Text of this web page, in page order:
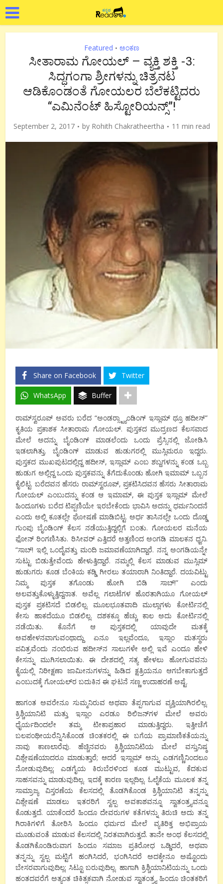
Featured • ಅಂಕಣ
ಸೀತಾರಾಮ ಗೋಯಲ್ – ವ್ಯಕ್ತಿ ಶಕ್ತಿ -3:
ಸಿದ್ಧಗಂಗಾ ಶ್ರೀಗಳನ್ನು ಚಿತ್ರನಟ
ಆಡಿಕೊಂಡಂತೆ ಗೋಯಲರ ಬೆಲೆಕಟ್ಟಿದರು
“ಎಮಿನೆಂಟ್ ಹಿಸ್ಟೋರಿಯನ್ಸ್”!
September 2, 2017 by Rohith Chakratheertha 11 min read
Share on Facebook Twitter
WhatsApp Buffer
ರಾಮ್‍ಸ್ವರೂಪ್ ಅವರು ಬರೆದ “ಅಂಡರ್‍ಸ್ಟ್ಯಾಂಡಿಂಗ್ ಇಸ್ಲಾಮ್ ಥ್ರೂ ಹದೀಸ್”
ಕೃತಿಯ ಪ್ರಕಾಶಕ ಸೀತಾರಾಮ ಗೋಯಲ್. ಪುಸ್ತಕದ ಮುದ್ರಣದ ಕೆಲಸವಾದ
ಮೇಲೆ ಅದನ್ನು ಬೈಂಡಿಂಗ್ ಮಾಡಲೆಂದು ಒಂದು ಪ್ರೆಸ್ಸಿನಲ್ಲಿ ಜೋಡಿಸಿ
ಇಡಲಾಗಿತ್ತು. ಬೈಂಡಿಂಗ್ ಮಾಡುವ ಹುಡುಗರಲ್ಲಿ ಮುಸ್ಲಿಮರೂ ಇದ್ದರು.
ಪುಸ್ತಕದ ಮುಖಪುಟದಲ್ಲಿದ್ದ ಹದೀಸ್, ಇಸ್ಲಾಮ್ ಎಂಬ ಶಬ್ದಗಳನ್ನು ಕಂಡ ಒಬ್ಬ
ಹುಡುಗ ಅಲ್ಲಿದ್ದ ಒಂದು ಪುಸ್ತಕವನ್ನು ತೆಗೆದುಕೊಂಡು ಹೋಗಿ ಇಮಾಮ್ ಒಬ್ಬನ
ಕೈಲಿಟ್ಟ. ಬರೆದವನ ಹೆಸರು ರಾಮ್‍ಸ್ವರೂಪ್, ಪ್ರಕಟಿಸಿದವನ ಹೆಸರು ಸೀತಾರಾಮ
ಗೋಯಲ್ ಎಂಬುದನ್ನು ಕಂಡ ಆ ಇಮಾಮ್, ಈ ಪುಸ್ತಕ ಇಸ್ಲಾಮ್ ಮೇಲೆ
ಹಿಂದೂಗಳು ಬರೆದ ಟಿಪ್ಪಣಿಯೇ ಇರಬೇಕೆಂದು ಭಾವಿಸಿ ಅದನ್ನು ಧರ್ಮನಿಂದನೆ
ಎಂದು ಅಲ್ಲಿ ಕೂತಲ್ಲೇ ಘೋಷಣೆ ಮಾಡಿಬಿಟ್ಟ. ಅರ್ಧ ತಾಸಿನಲ್ಲೇ ಒಂದು ದೊಡ್ಡ
ಗುಂಪು ಬೈಂಡಿಂಗ್ ಕೆಲಸ ನಡೆಯುತ್ತಿದ್ದಲ್ಲಿಗೆ ಬಂತು. ಗೋಯಲರ ಮನೆಯ
ಫೋನ್ ರಿಂಗಣಿಸಿತು. ರಿಸೀವರ್ ಎತ್ತಿದರೆ ಅತ್ತಣಿಂದ ಅಂಗಡಿ ಮಾಲಕನ ಧ್ವನಿ.
“ಸಾಬ್! ಇಲ್ಲಿ ಒಂದೈವತ್ತು ಮಂದಿ ಜಮಾವಣೆಯಾಗಿದ್ದಾರೆ. ನನ್ನ ಅಂಗಡಿಯನ್ನೇ
ಸುಟ್ಟು ಬಿಡುತ್ತೇವೆಂದು ಹೇಳುತ್ತಿದ್ದಾರೆ. ನಮ್ಮಲ್ಲಿ ಕೆಲಸ ಮಾಡುವ ಮುಸ್ಲಿಮ್
ಹುಡುಗರು ಕೂಡ ಬೆಂಕಿಯ ಕಡ್ಡಿ ಗೀರಲು ತಯಾರಾಗಿ ನಿಂತಿದ್ದಾರೆ. ದಯವಿಟ್ಟು
ನಿಮ್ಮ ಪುಸ್ತಕ ತಗೊಂಡು ಹೋಗಿ ಬಿಡಿ ಸಾಬ್!” ಎಂದು
ಅಲವತ್ತುಕೊಳ್ಳುತ್ತಿದ್ದನಾತ. ಅವೆಲ್ಲ ಗಲಾಟೆಗಳ ಹೊರತಾಗಿಯೂ ಗೋಯಲ್
ಪುಸ್ತಕ ಪ್ರಕಟಿಸದೆ ಬಿಡಲಿಲ್ಲ. ಮೂಲಭೂತವಾದಿ ಮುಲ್ಲಾಗಳು ಕೋರ್ಟಿನಲ್ಲಿ
ಕೇಸು ಹಾಕದೆಯೂ ಬಿಡಲಿಲ್ಲ. ದಶಕಕ್ಕೂ ಹೆಚ್ಚು ಕಾಲ ಅದು ಕೋರ್ಟಿನಲ್ಲಿ
ನಡೆಯಿತು. ಕೊನೆಗೆ ಆ ಪುಸ್ತಕದಲ್ಲಿ ಯಾವುದೇ ಮತಕ್ಕೆ
ಅವಹೇಳನವಾಗುವಂಥಾದ್ದು ಏನೂ ಇಲ್ಲವೆಂದೂ, ಇಸ್ಲಾಂ ಮತಸ್ಥರು
ಪವಿತ್ರವೆಂದು ನಂಬಿರುವ ಹದೀಸ್‍ನ ಸಾಲುಗಳೇ ಅಲ್ಲಿ ಇವೆ ಎಂದೂ ಹೇಳಿ
ಕೇಸನ್ನು ಮುಗಿಸಲಾಯಿತು. ಈ ದೇಶದಲ್ಲಿ ಸತ್ಯ ಹೇಳಲು ಹೋಗುವವನು
ಕೈಯಲ್ಲಿ ನಿರೀಕ್ಷಣಾ ಜಾಮೀನುಗಳನ್ನು ಹಿಡಿದ ಕ್ಷತ್ರಿಯನೂ ಆಗಬೇಕಾಗುತ್ತದೆ
ಎಂಬುದಕ್ಕೆ ಗೋಯಲ್‍ರ ಬದುಕಿನ ಈ ಘಟನೆ ಸಣ್ಣ ಉದಾಹರಣೆ ಅಷ್ಟೆ.
ಹಾಗಂತ ಅವರೇನೂ ಸುಮ್ಮನಿರುವ ಅಥವಾ ತೆಪ್ಪಗಾಗುವ ವ್ಯಕ್ತಿಯಾಗಿರಲಿಲ್ಲ.
ಕ್ರಿಶ್ಚಿಯಾನಿಟಿ ಮತ್ತು ಇಸ್ಲಾಂ ಎರಡೂ ರಿಲಿಜನ್‍ಗಳ ಮೇಲೆ ಅವರು
ಧೈರ್ಯದಿಂದಲೇ ತಮ್ಮ ಟೀಕಾಪ್ರಹಾರ ಮಾಡುತ್ತಿದ್ದರು. ಇತ್ತೀಚೆಗೆ
ಬಲಪಂಥೀಯರೆನ್ನಿಸಿಕೊಂಡ ಚಿಂತಕರಲ್ಲಿ ಈ ಬಗೆಯ ಪ್ರಾಮಾಣಿಕತೆಯನ್ನು
ನಾವು ಕಾಣಲಾರೆವು. ಹೆಚ್ಚಿನವರು ಕ್ರಿಶ್ಚಿಯಾನಿಟಿಯ ಮೇಲೆ ವಸ್ತುನಿಷ್ಠ
ವಿಶ್ಲೇಷಣೆಯಾದರೂ ಮಾಡುತ್ತಾರೆ; ಆದರೆ ಇಸ್ಲಾಮ್ ಅನ್ನು ಎಡಗಣ್ಣಿನಿಂದಲೂ
ನೋಡುವುದಿಲ್ಲ; ಎಡಗೈಯ ಕಿರುಬೆರಳಿಂದ ಕೂಡ ಮುಟ್ಟುವ, ಕೆದಕುವ
ಸಾಹಸವನ್ನು ಮಾಡುವುದಿಲ್ಲ. ಇದಕ್ಕೆ ಕಾರಣ ಇಲ್ಲದಿಲ್ಲ. ಓಲೈಕೆಯ ಮೂಲಕ ತನ್ನ
ಸಾಮ್ರಾಜ್ಯ ವಿಸ್ತರಣೆಯ ಕೆಲಸದಲ್ಲಿ ತೊಡಗಿಕೊಂಡ ಕ್ರಿಶ್ಚಿಯಾನಿಟಿ ತನ್ನನ್ನು
ವಿಶ್ಲೇಷಣೆ ಮಾಡಲು ಇತರರಿಗೆ ಸ್ವಲ್ಪ ಅವಕಾಶವನ್ನೂ ಸ್ವಾತಂತ್ರ್ಯವನ್ನೂ
ಕೊಡುತ್ತದೆ. ಯಾಕೆಂದರೆ ಹಿಂದೂ ದೇವರುಗಳ ಕತೆಗಳನ್ನು ತಿರುಚಿ ಅದು ತನ್ನ
ಗಿರಾಕಿಗಳಿಗೆ ತೋರಿಸಿ ಹಿಂದೂ ಧರ್ಮದ ಮೇಲೆ ವ್ಯತಿರಿಕ್ತ ಅಭಿಪ್ರಾಯ
ಮೂಡುವಂತೆ ಮಾಡುವ ಕೆಲಸದಲ್ಲಿ ನಿರತವಾಗಿರುತ್ತದೆ. ತಾನೇ ಅಂಥ ಕೆಲಸದಲ್ಲಿ
ತೊಡಗಿಕೊಂಡಿರುವಾಗ ಹಿಂದೂ ಸಮಾಜ ಪ್ರತಿರೋಧ ಒಡ್ಡಿದರೆ, ಅಥವಾ
ತನ್ನನ್ನು ಸ್ವಲ್ಪ ಮಟ್ಟಿಗೆ ಹಂಗಿಸಿದರೆ, ಭಂಗಿಸಿದರೆ ಅದಕ್ಕೇನೂ ಅಷ್ಟೊಂದು
ಬೇಸರವಾಗುವುದಿಲ್ಲ; ಸಿಟ್ಟೂ ಬರುವುದಿಲ್ಲ. ಹಾಗಾಗಿ ಕ್ರಿಶ್ಚಿಯಾನಿಟಿಯನ್ನು ಒಂದು
ಹಂತದವರೆಗೆ ಅತ್ಯಂತ ಚಿಕಿತ್ಸಕವಾಗಿ ನೋಡುವ ಸ್ವಾತಂತ್ರ್ಯ ಹಿಂದೂ ಚಿಂತಕರಿಗೆ